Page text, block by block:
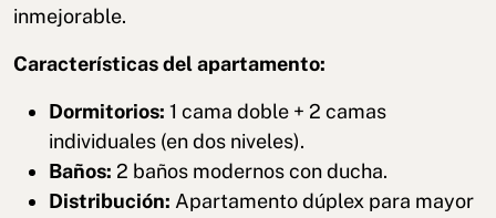
inmejorable.
Características del apartamento:
Dormitorios: 1 cama doble + 2 camas
individuales (en dos niveles).
Baños: 2 baños modernos con ducha.
Distribución: Apartamento dúplex para mayor